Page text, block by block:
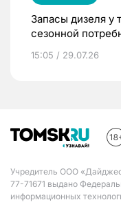
Запасы дизеля у
сезонной
15:05 / 29.07.26
Учредитель ООО
77-71671 выдано
информационных